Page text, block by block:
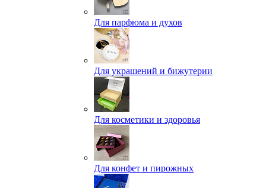
Для парфюма и духов
Для украшений и бижутерии
Для косметики и здоровья
Для конфет и пирожных